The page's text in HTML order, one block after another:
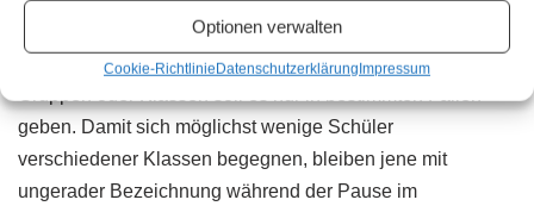
Optionen verwalten
Cookie-RichtlinieDatenschutzerklärungImpressum
Im Schulgebäude sollten laut “Hygienehandbuch
Versammlungen “strikt vermieden werden”, Wechsel von
geben. Damit sich möglichst wenige Schüler
verschiedener Klassen begegnen, bleiben jene mit
ungerader Bezeichnung während der Pause im